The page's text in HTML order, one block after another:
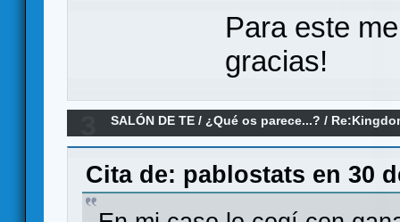
Para este
gracias!
SALÓN DE TE / ¿Qué os parece...? /
Cita de: pablostats en 30